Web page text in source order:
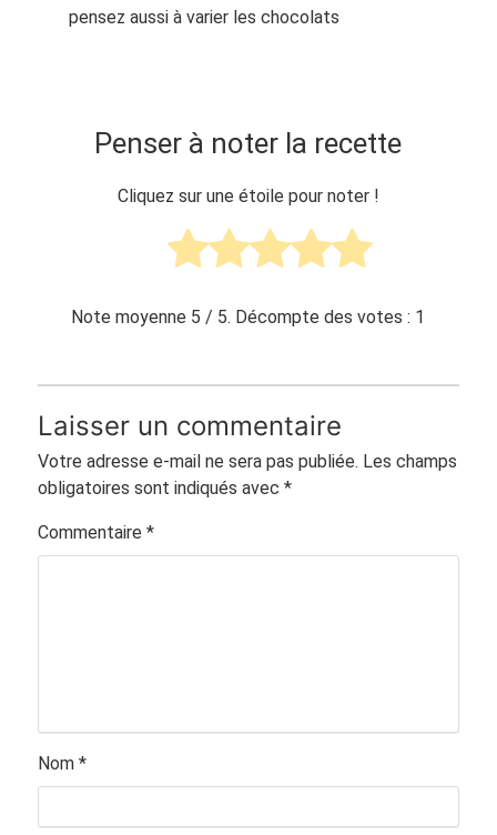
pensez aussi à varier les chocolats
Penser à noter la recette
Cliquez sur une étoile pour noter !
Note moyenne 5 / 5. Décompte des votes : 1
Laisser un commentaire
Votre adresse e-mail ne sera pas publiée. Les champs
obligatoires sont indiqués avec *
Commentaire *
Nom *